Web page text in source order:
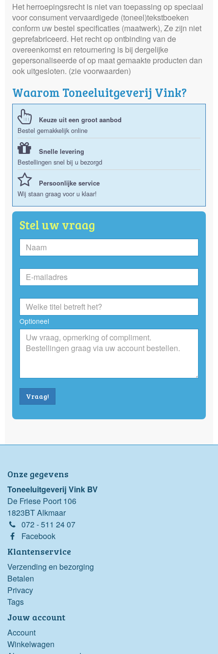
Het herroepingsrecht is niet van toepassing op speciaal
voor consument vervaardigede (toneel)tekstboeken
conform uw bestel specificaties (maatwerk), Ze zijn niet
geprefabriceerd. Het recht op ontbinding van de
overeenkomst en retournering is bij dergelijke
gepersonaliseerde of op maat gemaakte producten dan
ook uitgesloten. (zie voorwaarden)
Waarom Toneeluitgeverij Vink?
Keuze uit een groot aanbod
Bestel gemakkelijk online
Snelle levering
Bestellingen snel bij u bezorgd
Persoonlijke service
Wij staan graag voor u klaar!
Stel uw vraag
Optioneel
Vraag!
Onze gegevens
Toneeluitgeverij Vink BV
De Friese Poort 106
1823BT Alkmaar
072 - 511 24 07
Facebook
Klantenservice
Verzending en bezorging
Betalen
Privacy
Tags
Jouw account
Account
Winkelwagen